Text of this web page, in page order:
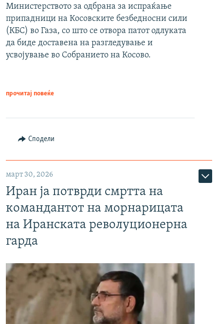
Министерството за одбрана за испраќање
припадници на Косовските безбедносни сили
(КБС) во Газа, со што се отвора патот одлуката
да биде доставена на разгледување и
усвојување во Собранието на Косово.
прочитај повеќе
Сподели
март 30, 2026
Иран ја потврди смртта на
командантот на морнарицата
на Иранската револуционерна
гарда